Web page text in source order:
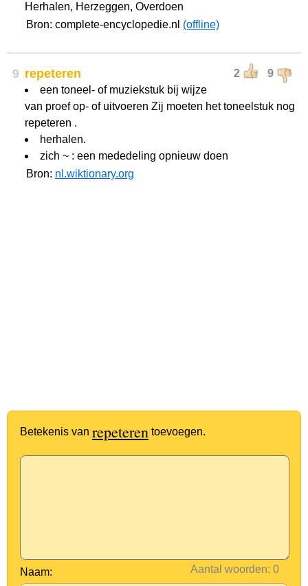
Herhalen, Herzeggen, Overdoen
Bron: complete-encyclopedie.nl (offline)
9 2 9
repeteren
een toneel- of muziekstuk bij wijze
van proef op- of uitvoeren Zij moeten het toneelstuk nog
repeteren .
herhalen.
zich ~ : een mededeling opnieuw doen
Bron: nl.wiktionary.org
Betekenis van repeteren toevoegen.
Aantal woorden:
Naam: